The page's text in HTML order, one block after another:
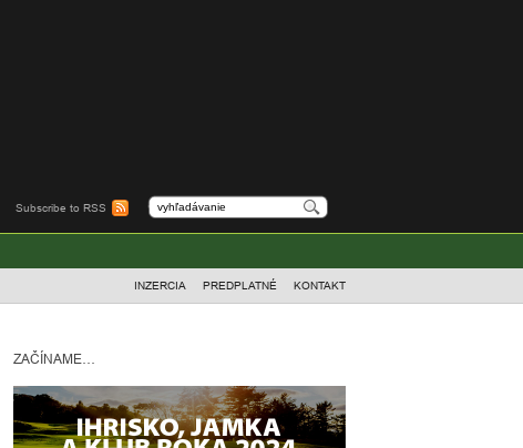
Subscribe to RSS
INZERCIA PREDPLATNÉ KONTAKT
ZAČÍNAME…